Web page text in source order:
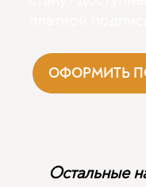
ОФОРМИТЬ
Остальные